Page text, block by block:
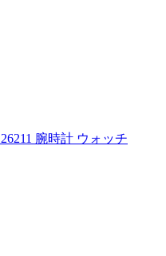
腕時計 ウォッチ